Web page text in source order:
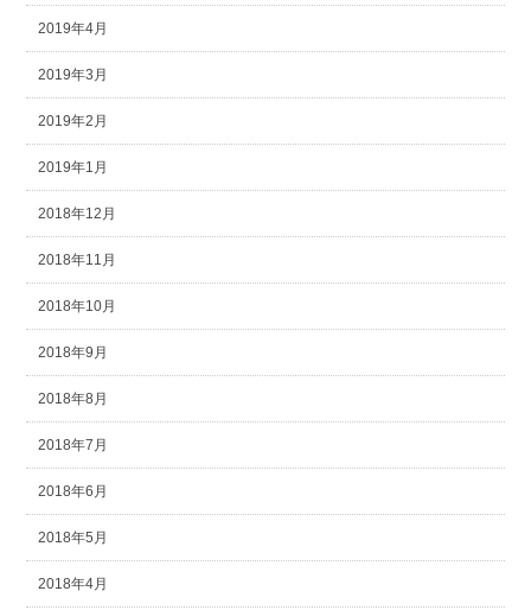
2019年4月
2019年3月
2019年2月
2019年1月
2018年12月
2018年11月
2018年10月
2018年9月
2018年8月
2018年7月
2018年6月
2018年5月
2018年4月